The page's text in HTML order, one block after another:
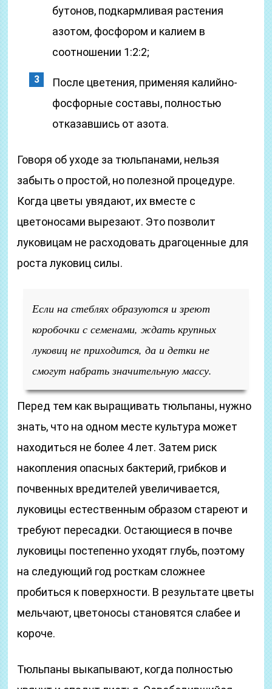
бутонов, подкармливая растения
азотом, фосфором и калием в
соотношении 1:2:2;
После цветения, применяя калийно-
фосфорные составы, полностью
отказавшись от азота.
Говоря об уходе за тюльпанами, нельзя
забыть о простой, но полезной процедуре.
Когда цветы увядают, их вместе с
цветоносами вырезают. Это позволит
луковицам не расходовать драгоценные для
роста луковиц силы.
Если на стеблях образуются и зреют
коробочки с семенами, ждать крупных
луковиц не приходится, да и детки не
смогут набрать значительную массу.
Перед тем как выращивать тюльпаны, нужно
знать, что на одном месте культура может
находиться не более 4 лет. Затем риск
накопления опасных бактерий, грибков и
почвенных вредителей увеличивается,
луковицы естественным образом стареют и
требуют пересадки. Остающиеся в почве
луковицы постепенно уходят глубь, поэтому
на следующий год росткам сложнее
пробиться к поверхности. В результате цветы
мельчают, цветоносы становятся слабее и
короче.
Тюльпаны выкапывают, когда полностью